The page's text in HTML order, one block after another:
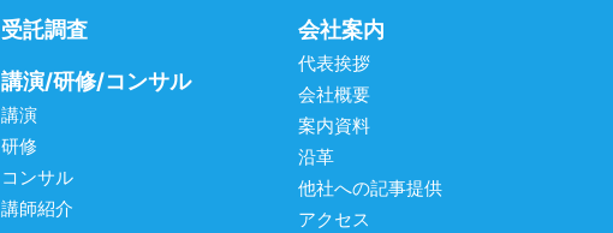
受託調査
講演/研修/コンサル
講演
研修
コンサル
講師紹介
会社案内
代表挨拶
会社概要
案内資料
沿革
他社への記事提供
アクセス